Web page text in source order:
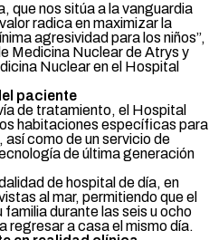
que nos sitúa a la vanguardia
radica en maximizar la
agresividad para los niños”,
Medicina Nuclear de Atrys y
Nuclear en el Hospital
paciente
de tratamiento, el Hospital
habitaciones específicas para
como de un servicio de
de última generación
de hospital de día, en
al mar, permitiendo que el
durante las seis u ocho
regresar a casa el mismo día.